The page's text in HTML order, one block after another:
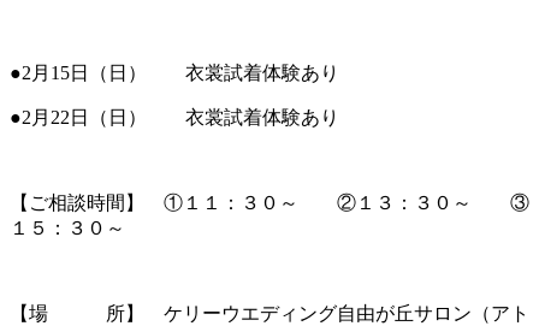
●2月15日（日） 衣裳試着体験あり
●2月22日（日） 衣裳試着体験あり
【ご相談時間】 ①１１：３０～ ②１３：３０～ ③
１５：３０～
【場 所】 ケリーウエディング自由が丘サロン（アト